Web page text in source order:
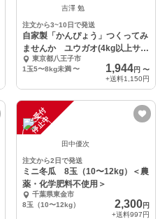
吉澤 勉
注文から3~10日で発送
自家製「かんぴょう」つくってみ
ませんか ユウガオ(4kg以上サイ
ズ)東京都八王子市
1玉5〜8kg未満 〜 1,944円 〜
+送料1,150円
注
文
受
付
停
止
中
田中優次
注文から2日で発送
ミニ冬瓜 8玉（10〜12kg）＜農
薬・化学肥料不使用＞
千葉県東金市
8玉（10〜12kg）
2,300円
+送料997円